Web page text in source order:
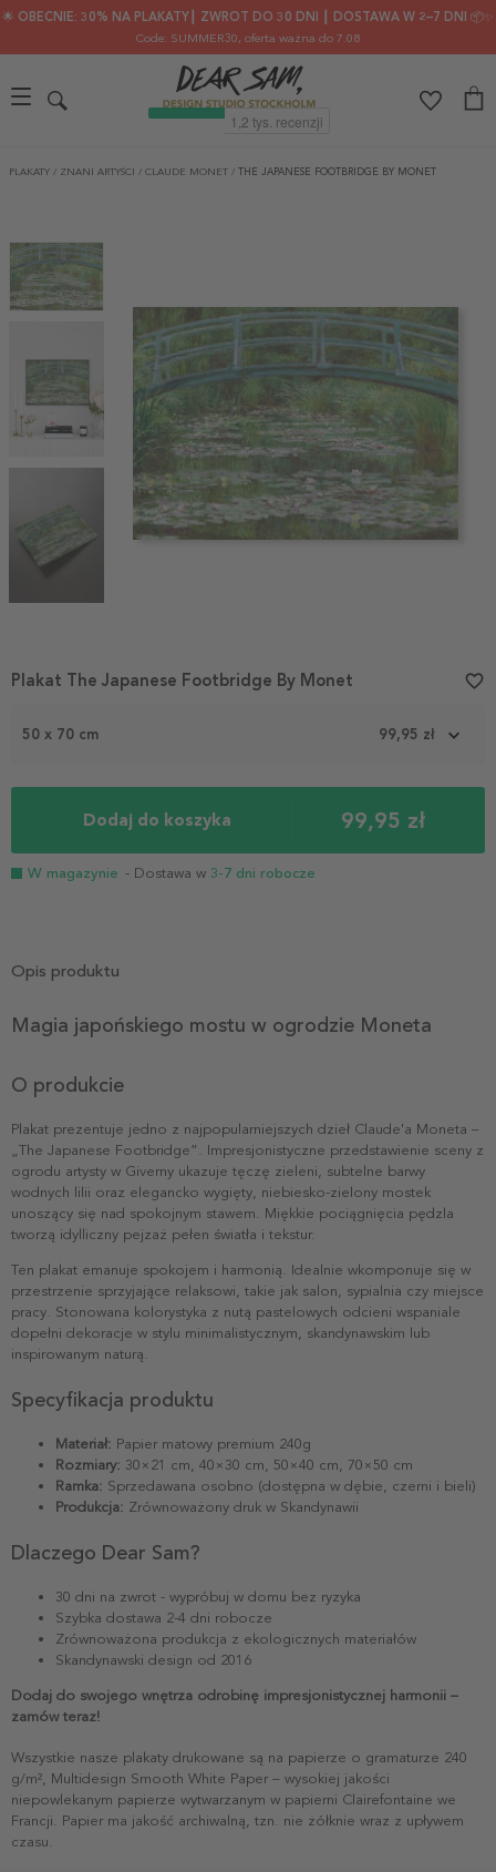
🌟 OBECNIE: 30% NA PLAKATY┃ ZWROT DO 30 DNI ┃ DOSTAWA W 2–7 DNI 📦✨
Code: SUMMER30, oferta ważna do 7.08
PLAKATY / ZNANI ARTYŚCI / CLAUDE MONET / THE JAPANESE FOOTBRIDGE BY MONET
Item
50 x 70 cm 99,95 zł
Dodaj do koszyka 99,95 zł
W magazynie - Dostawa w 3-7 dni robocze
Plakat The Japanese Footbridge By Monet favorite_border
Opis produktu
Magia japońskiego mostu w ogrodzie Moneta
O produkcie
Plakat prezentuje jedno z najpopularniejszych dzieł Claude'a Moneta –
„The Japanese Footbridge”. Impresjonistyczne przedstawienie sceny z
ogrodu artysty w Giverny ukazuje tęczę zieleni, subtelne barwy
wodnych lilii oraz elegancko wygięty, niebiesko-zielony mostek
unoszący się nad spokojnym stawem. Miękkie pociągnięcia pędzla
tworzą idylliczny pejzaż pełen światła i tekstur.
Ten plakat emanuje spokojem i harmonią. Idealnie wkomponuje się w
przestrzenie sprzyjające relaksowi, takie jak salon, sypialnia czy miejsce
pracy. Stonowana kolorystyka z nutą pastelowych odcieni wspaniale
dopełni dekoracje w stylu minimalistycznym, skandynawskim lub
inspirowanym naturą.
Specyfikacja produktu
Materiał: Papier matowy premium 240g
Rozmiary: 30×21 cm, 40×30 cm, 50×40 cm, 70×50 cm
Ramka: Sprzedawana osobno (dostępna w dębie, czerni i bieli)
Produkcja: Zrównoważony druk w Skandynawii
Dlaczego Dear Sam?
30 dni na zwrot - wypróbuj w domu bez ryzyka
Szybka dostawa 2-4 dni robocze
Zrównoważona produkcja z ekologicznych materiałów
Skandynawski design od 2016
Dodaj do swojego wnętrza odrobinę impresjonistycznej harmonii –
zamów teraz!
Wszystkie nasze plakaty drukowane są na papierze o gramaturze 240
g/m², Multidesign Smooth White Paper – wysokiej jakości
niepowlekanym papierze wytwarzanym w papierni Clairefontaine we
Francji. Papier ma jakość archiwalną, tzn. nie żółknie wraz z upływem
czasu.